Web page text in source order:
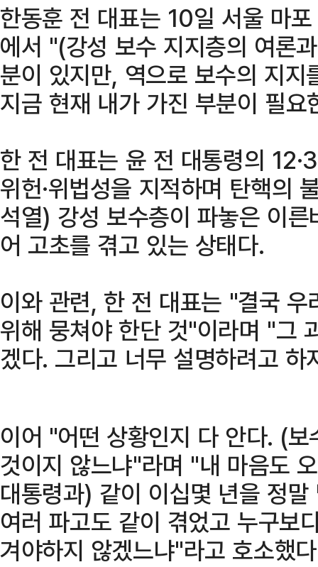
한동훈 전 대표는 10일 서울 마
에서 "(강성 보수 지지층의 여론
분이 있지만, 역으로 보수의 지
지금 현재 내가 가진 부분이 필
한 전 대표는 윤 전 대통령의
위헌·위법성을 지적하며 탄핵의
석열) 강성 보수층이 파놓은 이
어 고초를 겪고 있는 상태다.
이와 관련, 한 전 대표는 "결국
위해 뭉쳐야 한단 것"이라며 "그
겠다. 그리고 너무 설명하려고
이어 "어떤 상황인지 다 안다. (
것이지 않느냐"라며 "내 마음도
대통령과) 같이 이십몇 년을 정
여러 파고도 같이 겪었고 누구보
겨야하지 않겠느냐"라고 호소했